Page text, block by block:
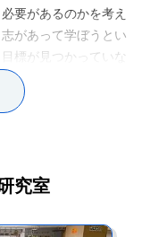
非常に硬いため、加
かに化学の力で、例
利用できるようにす
の物理的な性質を変
す。また、金属と有
要があるのかを考え
があって学ぼうとい
標が見つかっていな
て、何でもいいから
か。物質生命化学科
て、「これなら自分
いんですよね。
究室